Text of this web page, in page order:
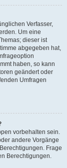
Verfasser,
Um eine
dieser ist
abgegeben hat,
haben, so kann
geändert oder
Umfragen
vorbehalten sein.
andere Vorgänge
Frage
Berechtigungen.